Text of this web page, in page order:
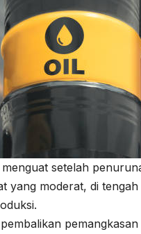
setelah
yang moderat, di